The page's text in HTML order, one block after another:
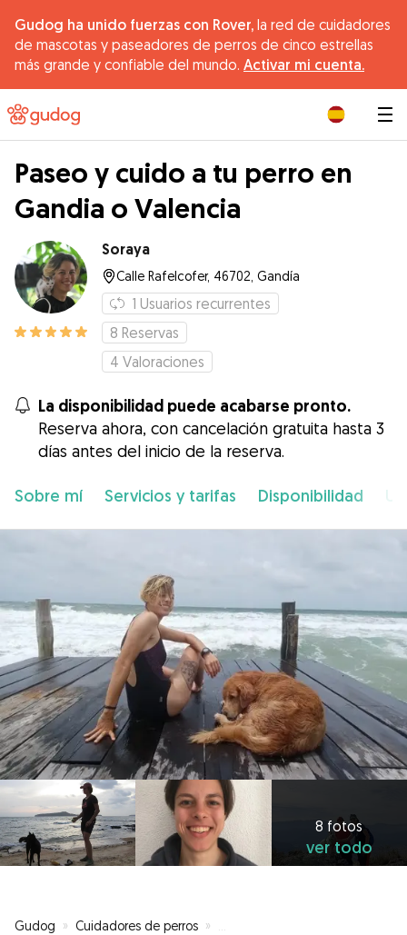
Gudog ha unido fuerzas con Rover, la red de cuidadores
de mascotas y paseadores de perros de cinco estrellas
más grande y confiable del mundo. Activar mi cuenta.
Paseo y cuido a tu perro en
Gandia o Valencia
Soraya
Calle Rafelcofer, 46702, Gandía
1 Usuarios recurrentes
8 Reservas
4 Valoraciones
La disponibilidad puede acabarse pronto.
Reserva ahora, con cancelación gratuita hasta 3
días antes del inicio de la reserva.
Sobre mí Servicios y tarifas Disponibilidad
8 fotos
ver todo
Gudog » Cuidadores de perros »